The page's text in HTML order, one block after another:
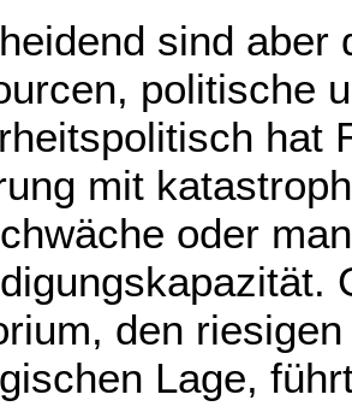
sind aber
politische
hat
mit
oder
den
Lage,